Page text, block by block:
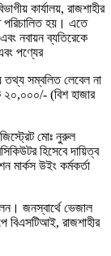
কার্যালয়, রাজশাহীর
পরিচালিত হয়। এতে
নবায়ন ব্যতিরেকে
পণ্যের
তথ্য সম্বলিত লেবেল না
২০,০০০/- (বিশ হাজার
মোঃ নুরুল
হিসেবে দায়িত্ব
মার্কস উইং কর্মকর্তা
জনস্বার্থে ভেজাল
বিএসটিআই, রাজশাহীর